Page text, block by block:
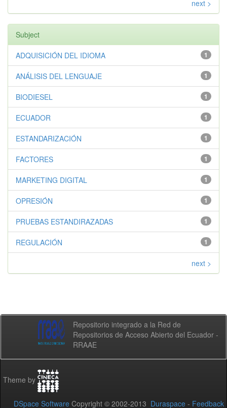
next >
Subject
1
ADQUISICIÓN DEL IDIOMA
1
ANÁLISIS DEL LENGUAJE
1
BIODIESEL
1
ECUADOR
1
ESTANDARIZACIÓN
1
FACTORES
1
MARKETING DIGITAL
1
OPRESIÓN
1
PRUEBAS ESTANDIRAZADAS
1
REGULACIÓN
next >
Repositorio integrado a la Red de
Repositorios de Acceso Abierto del Ecuador -
RRAAE
Theme by
DSpace Software Copyright © 2002-2013 Duraspace - Feedback